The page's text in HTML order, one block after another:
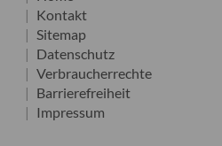
Kontakt
Sitemap
Datenschutz
Verbraucherrechte
Barrierefreiheit
Impressum